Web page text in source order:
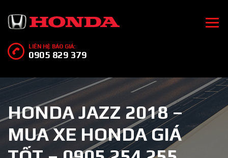
LIÊN HỆ BÁO GIÁ:
0905 829 379
HONDA JAZZ 2018 –
MUA XE HONDA GIÁ